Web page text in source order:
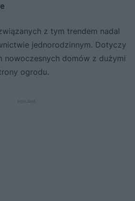
z tym trendem nadal
jednorodzinnym. Dotyczy
nowoczesnych domów z dużymi
ogrodu.